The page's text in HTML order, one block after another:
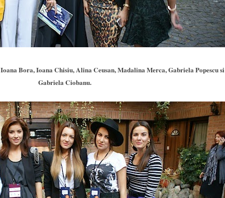
Ioana Bora, Ioana Chisiu, Alina Ceusan, Madalina Merca, Gabriela Popescu si
Gabriela Ciobanu.